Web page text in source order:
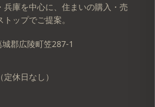
庫を中心に、住まいの購入・売
ップでご提案。
郡広陵町笠287-1
休日なし）